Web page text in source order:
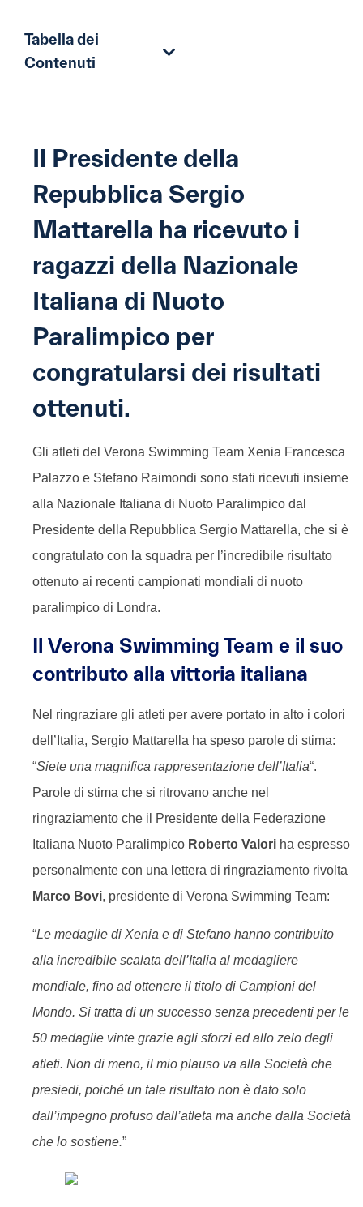
Tabella dei
Contenuti
Il Presidente della
Repubblica Sergio
Mattarella ha ricevuto i
ragazzi della Nazionale
Italiana di Nuoto
Paralimpico per
congratularsi dei risultati
ottenuti.
Gli atleti del Verona Swimming Team Xenia Francesca
Palazzo e Stefano Raimondi sono stati ricevuti insieme
alla Nazionale Italiana di Nuoto Paralimpico dal
Presidente della Repubblica Sergio Mattarella, che si è
congratulato con la squadra per l’incredibile risultato
ottenuto ai recenti campionati mondiali di nuoto
paralimpico di Londra.
Il Verona Swimming Team e il suo
contributo alla vittoria italiana
Nel ringraziare gli atleti per avere portato in alto i colori
dell’Italia, Sergio Mattarella ha speso parole di stima:
“Siete una magnifica rappresentazione dell’Italia“.
Parole di stima che si ritrovano anche nel
ringraziamento che il Presidente della Federazione
Italiana Nuoto Paralimpico Roberto Valori ha espresso
personalmente con una lettera di ringraziamento rivolta
Marco Bovi, presidente di Verona Swimming Team:
“Le medaglie di Xenia e di Stefano hanno contribuito
alla incredibile scalata dell’Italia al medagliere
mondiale, fino ad ottenere il titolo di Campioni del
Mondo. Si tratta di un successo senza precedenti per le
50 medaglie vinte grazie agli sforzi ed allo zelo degli
atleti. Non di meno, il mio plauso va alla Società che
presiedi, poiché un tale risultato non è dato solo
dall’impegno profuso dall’atleta ma anche dalla Società
che lo sostiene.”